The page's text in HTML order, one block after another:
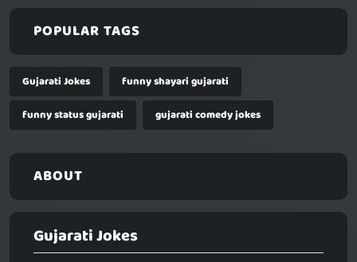
POPULAR TAGS
Gujarati Jokes
funny shayari gujarati
funny status gujarati
gujarati comedy jokes
ABOUT
Gujarati Jokes